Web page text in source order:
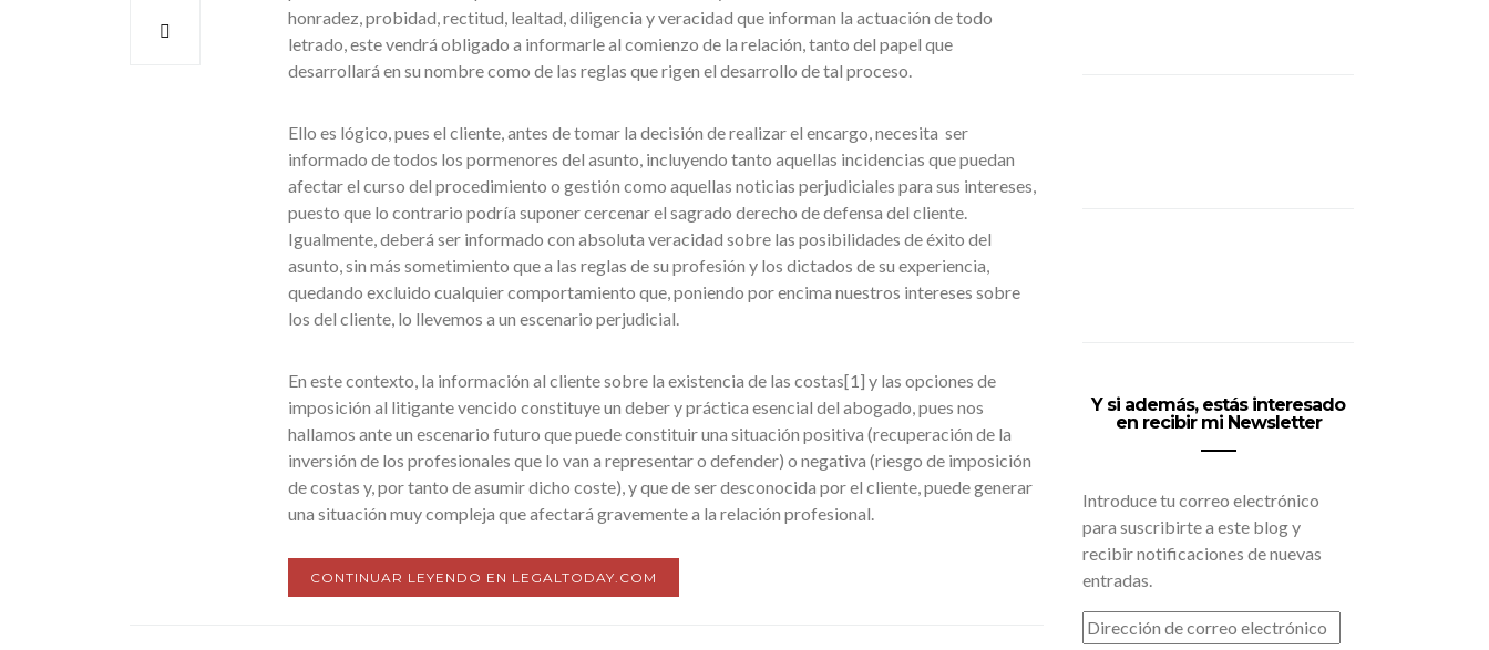
honradez, probidad, rectitud, lealtad, diligencia y veracidad que informan la actuación de todo
letrado, este vendrá obligado a informarle al comienzo de la relación, tanto del papel que
desarrollará en su nombre como de las reglas que rigen el desarrollo de tal proceso.
Ello es lógico, pues el cliente, antes de tomar la decisión de realizar el encargo, necesita ser
informado de todos los pormenores del asunto, incluyendo tanto aquellas incidencias que puedan
afectar el curso del procedimiento o gestión como aquellas noticias perjudiciales para sus intereses,
puesto que lo contrario podría suponer cercenar el sagrado derecho de defensa del cliente.
Igualmente, deberá ser informado con absoluta veracidad sobre las posibilidades de éxito del
asunto, sin más sometimiento que a las reglas de su profesión y los dictados de su experiencia,
quedando excluido cualquier comportamiento que, poniendo por encima nuestros intereses sobre
los del cliente, lo llevemos a un escenario perjudicial.
En este contexto, la información al cliente sobre la existencia de las costas[1] y las opciones de
imposición al litigante vencido constituye un deber y práctica esencial del abogado, pues nos
hallamos ante un escenario futuro que puede constituir una situación positiva (recuperación de la
inversión de los profesionales que lo van a representar o defender) o negativa (riesgo de imposición
de costas y, por tanto de asumir dicho coste), y que de ser desconocida por el cliente, puede generar
una situación muy compleja que afectará gravemente a la relación profesional.
CONTINUAR LEYENDO EN LEGALTODAY.COM
Y si además, estás interesado
en recibir mi Newsletter
Introduce tu correo electrónico
para suscribirte a este blog y
recibir notificaciones de nuevas
entradas.
DIRECCIÓN
DE